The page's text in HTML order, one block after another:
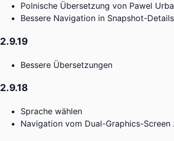
Polnische Übersetzung von Pawel
Bessere Navigation in Snapshot-Details
2.9.19
Bessere Übersetzungen
2.9.18
Sprache wählen
Navigation vom Dual-Graphics-Screen